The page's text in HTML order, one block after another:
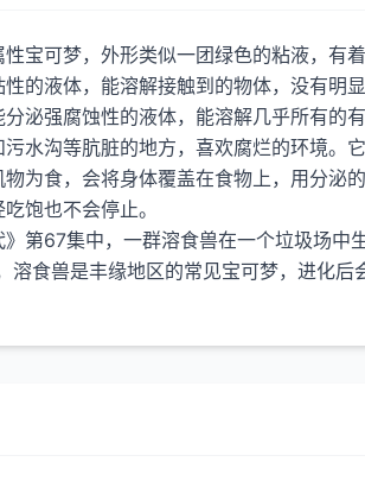
宝可梦，外形类似一团绿色的粘液，有
的液体，能溶解接触到的物体，没有明
泌强腐蚀性的液体，能溶解几乎所有的有
水沟等肮脏的地方，喜欢腐烂的环境。
为食，会将身体覆盖在食物上，用分泌
饱也不会停止。
第67集中，一群溶食兽在一个垃圾场中
溶食兽是丰缘地区的常见宝可梦，进化